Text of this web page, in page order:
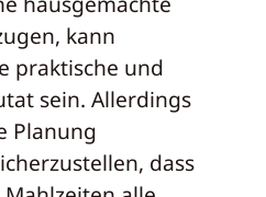
kann
praktische und
sein. Allerdings
Planung
dass